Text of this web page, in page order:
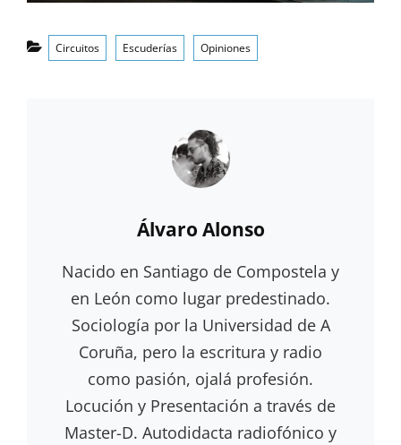
Categorías
Circuitos Escuderías Opiniones
Autor:
Álvaro Alonso
Nacido en Santiago de Compostela y
en León como lugar predestinado.
Sociología por la Universidad de A
Coruña, pero la escritura y radio
como pasión, ojalá profesión.
Locución y Presentación a través de
Master-D. Autodidacta radiofónico y